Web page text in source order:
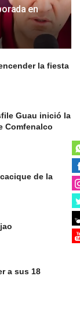
en
la fiesta
Guau inició la
Comfenalco
de la
a sus 18